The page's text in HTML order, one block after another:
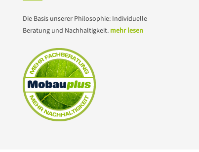
Die Basis unserer Philosophie: Individuelle
Beratung und Nachhaltigkeit. mehr lesen